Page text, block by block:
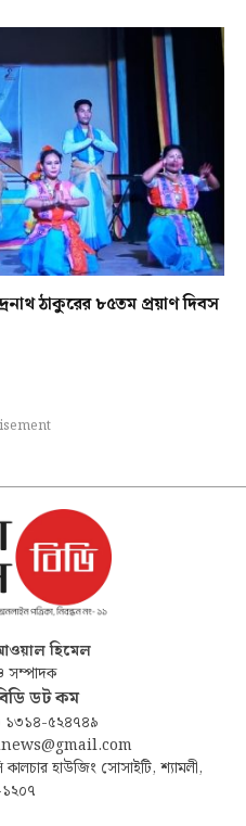
ঠাকুরের ৮৫তম প্রয়াণ দিবস
হিমেল
সম্পাদক
ডট কম
১৩১৪-৫২৪৭৪৯
হাউজিং সোসাইটি, শ্যামলী,
১২০৭